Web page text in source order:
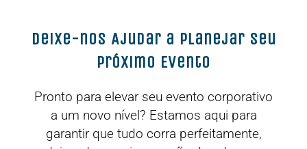
Deixe-nos Ajudar a Planejar Seu
Próximo Evento
Pronto para elevar seu evento corporativo
a um novo nível? Estamos aqui para
garantir que tudo corra perfeitamente,